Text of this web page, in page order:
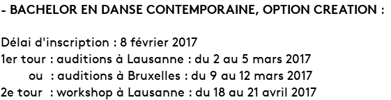
- BACHELOR EN DANSE CONTEMPORAINE, OPTION CREATION :
Délai d'inscription : 8 février 2017
1er tour : auditions à Lausanne : du 2 au 5 mars 2017
ou : auditions à Bruxelles : du 9 au 12 mars 2017
2e tour : workshop à Lausanne : du 18 au 21 avril 2017